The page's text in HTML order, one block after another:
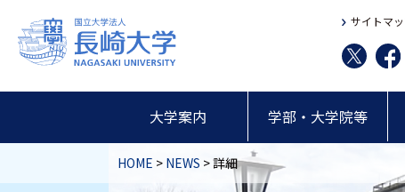
サイトマ
大学案内 学部・大学院等
HOME > NEWS > 詳細